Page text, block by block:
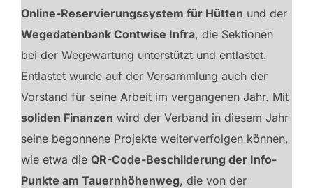
Online-Reservierungssystem für Hütten und der
Wegedatenbank Contwise Infra, die Sektionen
bei der Wegewartung unterstützt und entlastet.
Entlastet wurde auf der Versammlung auch der
Vorstand für seine Arbeit im vergangenen Jahr. Mit
soliden Finanzen wird der Verband in diesem Jahr
seine begonnene Projekte weiterverfolgen können,
wie etwa die QR-Code-Beschilderung der Info-
Punkte am Tauernhöhenweg, die von der